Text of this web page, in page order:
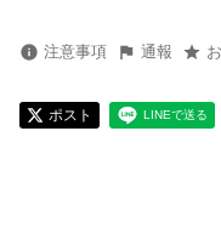
注意事項 通報
ポスト LINEで送る